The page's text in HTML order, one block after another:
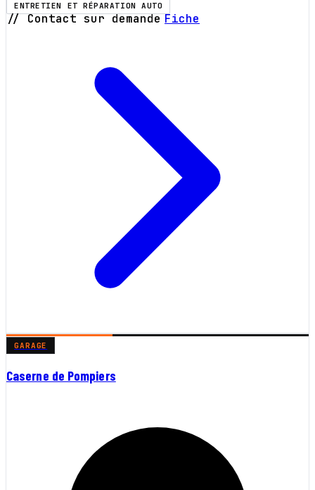
ENTRETIEN ET RÉPARATION AUTO
// Contact sur demande Fiche
GARAGE
Caserne de Pompiers